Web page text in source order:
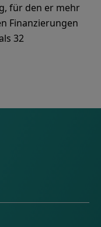
für den er mehr
Finanzierungen
32